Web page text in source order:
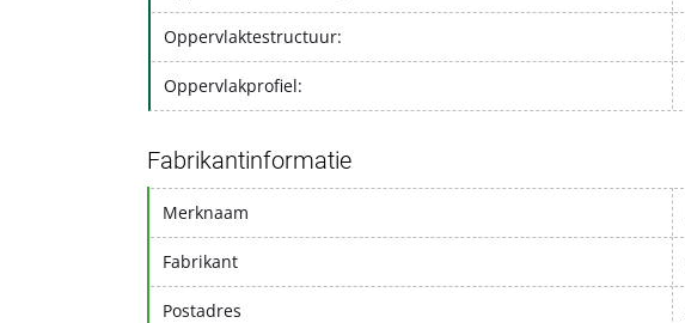
Oppervlaktestructuur:
Oppervlakprofiel:
Fabrikantinformatie
Merknaam
Fabrikant
Postadres